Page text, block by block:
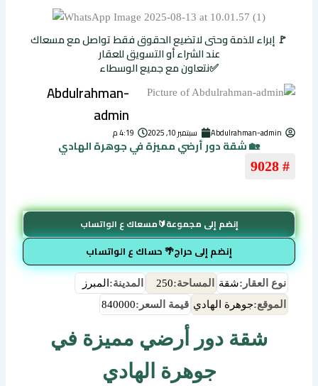
🚩 إبراء للذمة وحتى لاتضيع الحقوق فقط تواصل مع مسعاك
عند الشراء أو التسويق للعقار
✅نتعاون مع جميع الوسطاء
Abdulrahman-
admin
Abdulrahman-admin سبتمبر 10, 2025 4:19 م
🏡 شقة دور أرضي مميزة في جوهرة الهادي
# 9028
إنضم إلى مجموعة🔰مسعاك ع الواتساب
إنضم إلى حراج🌴 حساك ع الواتساب
نوع العقار:شقة المساحة:250 المدينة: المبرز
الموقع:جوهرة الهادي قيمة السعر:840000
شقة دور أرضي مميزة في
جوهرة الهادي